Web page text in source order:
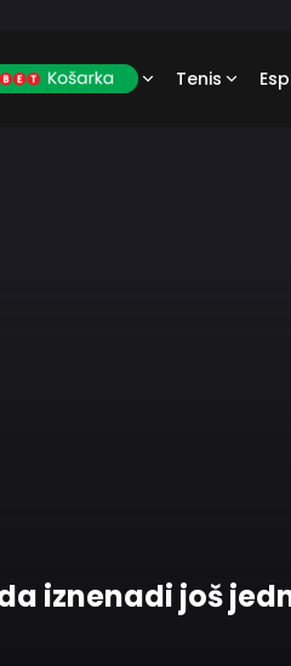
Tenis
iznenadi još